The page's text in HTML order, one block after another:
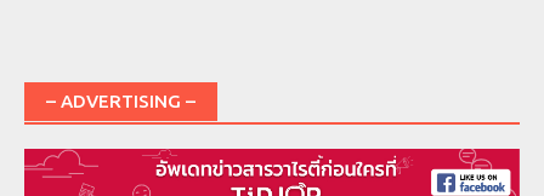
– ADVERTISING –